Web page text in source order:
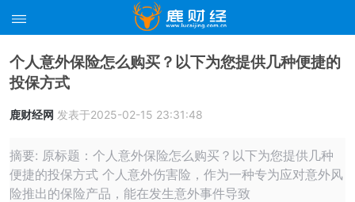
个人意外保险怎么购买？以下为您提供几种便捷的
投保方式
鹿财经网 发表于2025-02-15 23:31:48
摘要: 原标题：个人意外保险怎么购买？以下为您提供几种
便捷的投保方式 个人意外伤害险，作为一种专为应对意外风
险推出的保险产品，能在发生意外事件导致